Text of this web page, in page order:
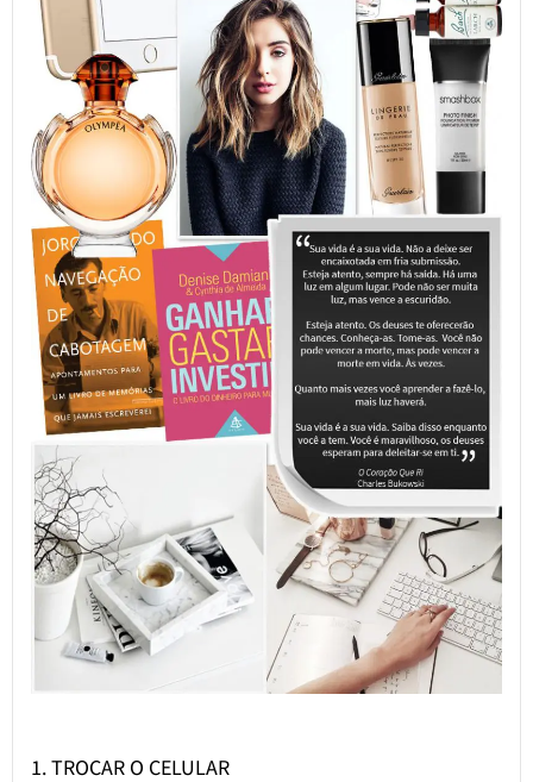
1. TROCAR O CELULAR